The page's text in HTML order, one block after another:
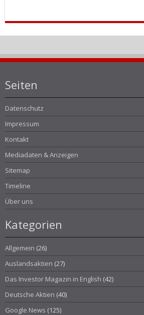
Seiten
Datenschutz
Impressum
Kontakt
Mediadaten & Anzeigen
Sitemap
Timeline
Über uns
Kategorien
Allgemein (26)
Auslandsaktien (27)
Das Investor Magazin in English (42)
Deutsche Aktien (40)
Google News (125)